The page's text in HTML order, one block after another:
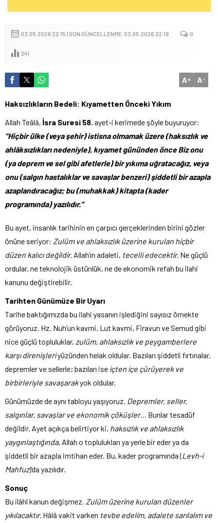
03.05.2026 22:15 | SON GÜNCELLENME: 03.05.2026 22:19 0
241
A+ A-
Haksızlıkların Bedeli: Kıyametten Önceki Yıkım
Allah Teâlâ, İsra Suresi 58. ayet-i kerimede şöyle buyuruyor:
“Hiçbir ülke (veya şehir) istisna olmamak üzere (haksızlık ve
ahlâksızlıkları nedeniyle), kıyamet gününden önce Biz onu
(ya deprem ve sel gibi afetlerle) bir yıkıma uğratacağız, veya
onu (salgın hastalıklar ve savaşlar benzeri) şiddetli bir azapla
azaplandıracağız; bu (muhakkak) kitapta (kader
programında) yazılıdır.”
Bu ayet, insanlık tarihinin en çarpıcı gerçeklerinden birini gözler
önüne seriyor: Zulüm ve ahlaksızlık üzerine kurulan hiçbir
düzen kalıcı değildir. Allah’ın adaleti, tecelli edecektir. Ne güçlü
ordular, ne teknolojik üstünlük, ne de ekonomik refah bu ilahi
kanunu değiştirebilir.
Tarihten Günümüze Bir Uyarı
Tarihe baktığımızda bu ilahi yasanın işlediğini sayısız örnekte
görüyoruz. Hz. Nuh’un kavmi, Lut kavmi, Firavun ve Semud gibi
nice güçlü topluluklar, zulüm, ahlaksızlık ve peygamberlere
karşı direnişleriyüzünden helak oldular. Bazıları şiddetli fırtınalar,
depremler ve sellerle; bazıları ise içten içe çürüyerek ve
birbirleriyle savaşarakyok oldular.
Günümüzde de aynı tabloyu yaşıyoruz. Depremler, seller,
salgınlar, savaşlar ve ekonomik çöküşler…
Bunlar tesadüf
değildir. Ayet açıkça belirtiyor ki, haksızlık ve ahlaksızlık
yaygınlaştığında, Allah o toplulukları ya yerle bir eder ya da
şiddetli bir azapla imtihan eder. Bu, kader programında (Levh-i
Mahfuz)’da yazılıdır.
Sonuç
Bu ilâhî kanun değişmez. Zulüm üzerine kurulan düzenler
yıkılacaktır. Hâlâ vakit varken tevbe edelim, adalete sarılalım ve